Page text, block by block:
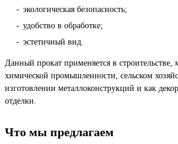
экологическая безопасность;
удобство в обработке;
эстетичный вид.
Данный прокат применяется в
химической промышленности, сельском
изготовлении металлоконструкций и как
отделки.
Что мы предлагаем